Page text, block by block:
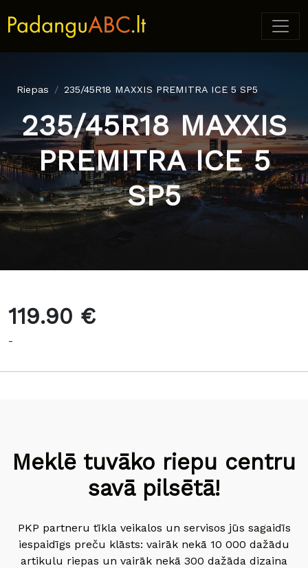
Riepas 235/45R18 MAXXIS PREMITRA ICE 5 SP5
235/45R18 MAXXIS
PREMITRA ICE 5
SP5
119.90 €
-
Meklē tuvāko riepu centru
savā pilsētā!
PKP partneru tīkla veikalos un servisos jūs sagaidīs
iespaidīgs preču klāsts: vairāk nekā 10 000 dažādu
artikulu riepas un vairāk nekā 300 dažāda dizaina